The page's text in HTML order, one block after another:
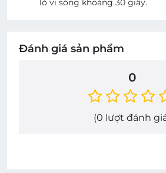
lò vi sóng khoảng 30 giây.
Đánh giá sản phẩm
0
(0 lượt đánh